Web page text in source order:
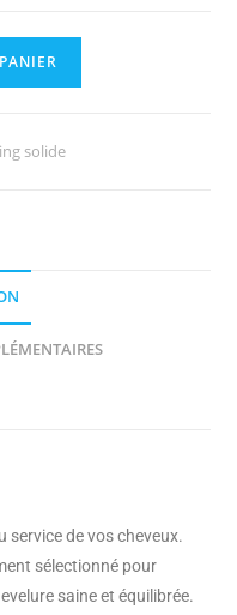
solide
service de vos cheveux.
sélectionné pour
saine et équilibrée.